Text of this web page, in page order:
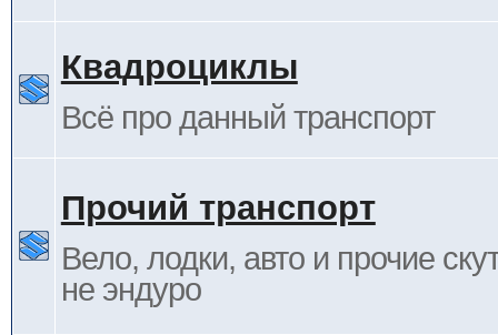
Квадроциклы
Всё про данный транспорт
Прочий транспорт
Вело, лодки, авто и прочие
не эндуро